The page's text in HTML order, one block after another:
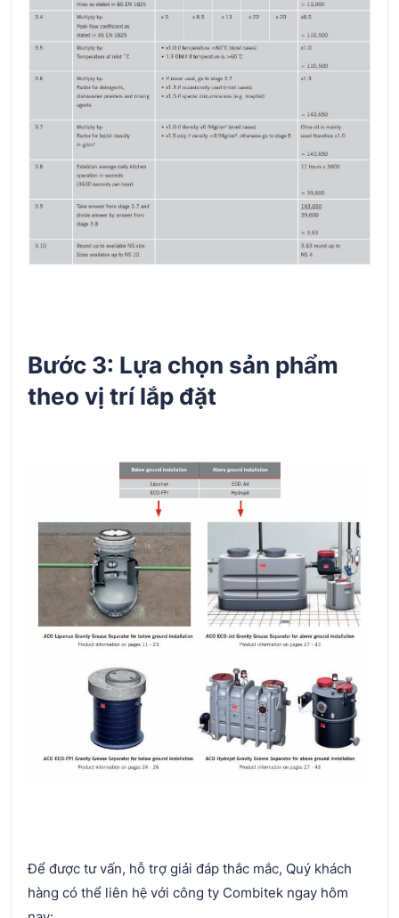
Bước 3: Lựa chọn sản phẩm
theo vị trí lắp đặt
Để được tư vấn, hỗ trợ giải đáp thắc mắc, Quý khách
hàng có thể liên hệ với công ty Combitek ngay hôm